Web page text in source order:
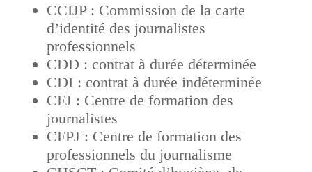
CCIJP : Commission de la carte
d’identité des journalistes
professionnels
CDD : contrat à durée déterminée
CDI : contrat à durée indéterminée
CFJ : Centre de formation des
journalistes
CFPJ : Centre de formation des
professionnels du journalisme